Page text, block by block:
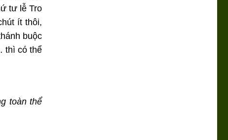
tư lễ Tro
ít thôi,
buộc
thì có thể
toàn thể